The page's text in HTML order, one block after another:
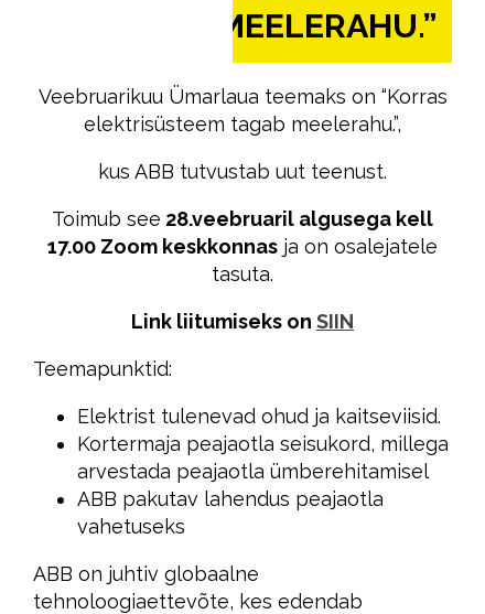
MEELERAHU.”
Veebruarikuu Ümarlaua teemaks on “Korras
elektrisüsteem tagab meelerahu.”,
kus ABB tutvustab uut teenust.
Toimub see 28.veebruaril algusega kell
17.00 Zoom keskkonnas ja on osalejatele
tasuta.
Link liitumiseks on SIIN
Teemapunktid:
Elektrist tulenevad ohud ja kaitseviisid.
Kortermaja peajaotla seisukord, millega
arvestada peajaotla ümberehitamisel
ABB pakutav lahendus peajaotla
vahetuseks
ABB on juhtiv globaalne
tehnoloogiaettevõte, kes edendab